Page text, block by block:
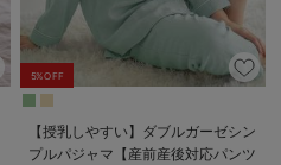
5%OFF
【授乳しやすい】ダブルガーゼシン
プルパジャマ【産前産後対応パンツ